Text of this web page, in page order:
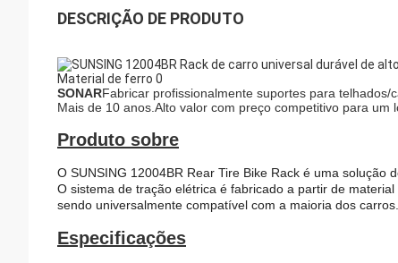
DESCRIÇÃO DE PRODUTO
SONARFabricar profissionalmente suportes para
Mais de 10 anos. Alto valor com preço competitivo para um
Produto sobre
O SUNSING 12004BR Rear Tire Bike Rack é uma
O sistema de tração elétrica é fabricado a partir de
sendo universalmente compatível com a maioria dos carros.
Especificações